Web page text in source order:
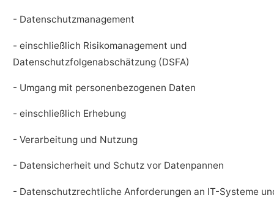
- Datenschutzmanagement
- einschließlich Risikomanagement und
Datenschutzfolgenabschätzung (DSFA)
- Umgang mit personenbezogenen Daten
- einschließlich Erhebung
- Verarbeitung und Nutzung
- Datensicherheit und Schutz vor Datenpannen
- Datenschutzrechtliche Anforderungen an IT-Systeme